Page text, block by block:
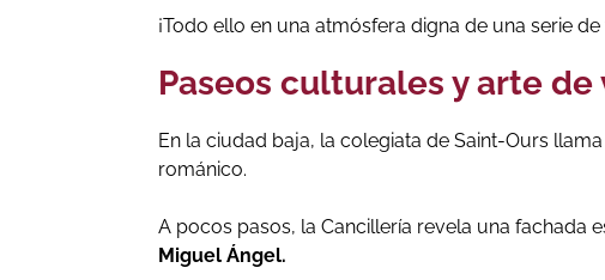
¡Todo ello en una atmósfera digna de una serie
Paseos culturales y arte de
En la ciudad baja, la colegiata de Saint-Ours
románico.
A pocos pasos, la Cancillería revela una fachada
Miguel Ángel.